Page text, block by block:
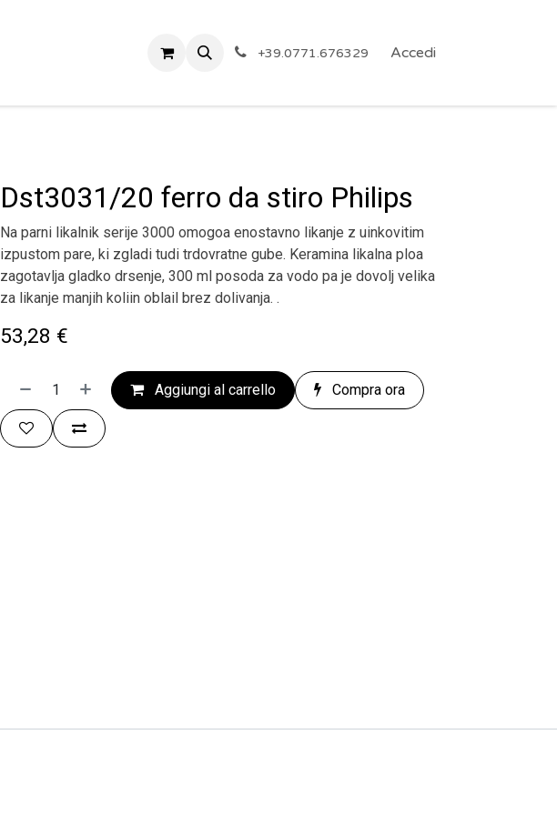
Politica Privacy Eventi ARTICOLI A PREZZO SHOCK!
+39.0771.676329 Accedi
Dst3031/20 ferro da stiro Philips
Na parni likalnik serije 3000 omogoa enostavno likanje z uinkovitim
izpustom pare, ki zgladi tudi trdovratne gube. Keramina likalna ploa
zagotavlja gladko drsenje, 300 ml posoda za vodo pa je dovolj velika
za likanje manjih koliin oblail brez dolivanja. .
53,28 €
Aggiungi al carrello Compra ora